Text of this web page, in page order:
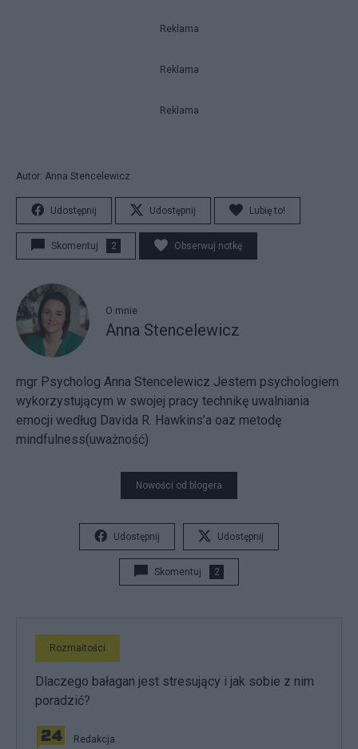
Reklama
Reklama
Reklama
Autor: Anna Stencelewicz
Udostępnij Udostępnij Lubię to!
Skomentuj 2 Obserwuj notkę
O mnie
Anna Stencelewicz
mgr Psycholog Anna Stencelewicz Jestem psychologiem
wykorzystującym w swojej pracy technikę uwalniania
emocji według Davida R. Hawkins’a oaz metodę
mindfulness(uważność)
Nowości od blogera
Udostępnij Udostępnij
Skomentuj 2
Rozmaitości
Dlaczego bałagan jest stresujący i jak sobie z nim
poradzić?
Redakcja